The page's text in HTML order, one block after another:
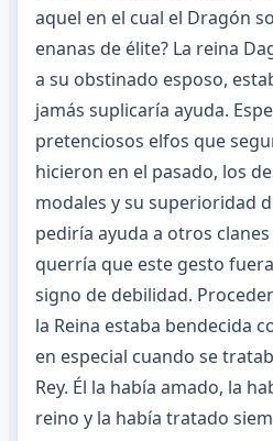
aquel en el cual el Dragón
enanas de élite? La reina
a su obstinado esposo,
jamás suplicaría ayuda.
pretenciosos elfos que
hicieron en el pasado, los
modales y su superioridad
pediría ayuda a otros
querría que este gesto
signo de debilidad.
la Reina estaba bendecida
en especial cuando se
Rey. Él la había amado, la
reino y la había tratado